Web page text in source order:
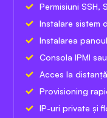
Permisiuni SSH,
Instalare sistem
Instalarea
Consola IPMI
Acces la
Provisioning
IP-uri private și